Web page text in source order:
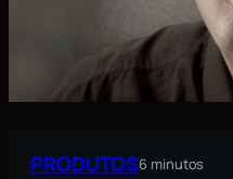
PRODUTOS6 minutos